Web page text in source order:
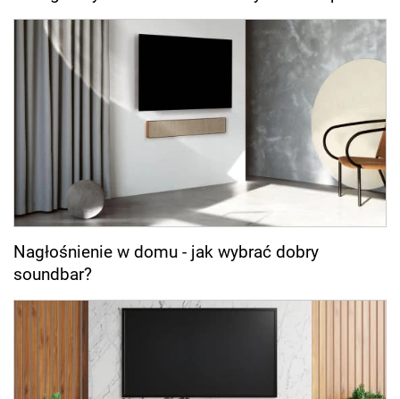
Nagłośnienie w domu - jak wybrać dobry
soundbar?